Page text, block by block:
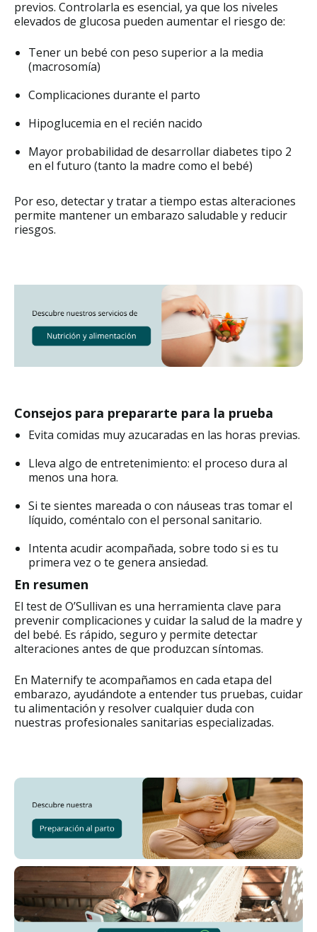
previos. Controlarla es esencial, ya que los niveles
elevados de glucosa pueden aumentar el riesgo de:
Tener un bebé con peso superior a la media
(macrosomía)
Complicaciones durante el parto
Hipoglucemia en el recién nacido
Mayor probabilidad de desarrollar diabetes tipo 2
en el futuro (tanto la madre como el bebé)
Por eso, detectar y tratar a tiempo estas alteraciones
permite mantener un embarazo saludable y reducir
riesgos.
Consejos para prepararte para la prueba
Evita comidas muy azucaradas en las horas previas.
Lleva algo de entretenimiento: el proceso dura al
menos una hora.
Si te sientes mareada o con náuseas tras tomar el
líquido, coméntalo con el personal sanitario.
Intenta acudir acompañada, sobre todo si es tu
primera vez o te genera ansiedad.
En resumen
El test de O’Sullivan es una herramienta clave para
prevenir complicaciones y cuidar la salud de la madre y
del bebé. Es rápido, seguro y permite detectar
alteraciones antes de que produzcan síntomas.
En Maternify te acompañamos en cada etapa del
embarazo, ayudándote a entender tus pruebas, cuidar
tu alimentación y resolver cualquier duda con
nuestras profesionales sanitarias especializadas.